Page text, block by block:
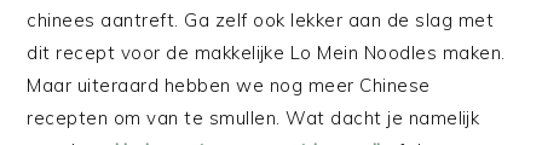
chinees aantreft. Ga zelf ook lekker aan de slag met
dit recept voor de makkelijke Lo Mein Noodles maken.
Maar uiteraard hebben we nog meer Chinese
recepten om van te smullen. Wat dacht je namelijk